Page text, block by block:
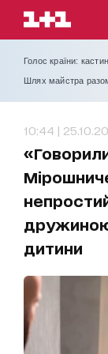
Голос країни:
Шлях майстра
10:44 |
дитини